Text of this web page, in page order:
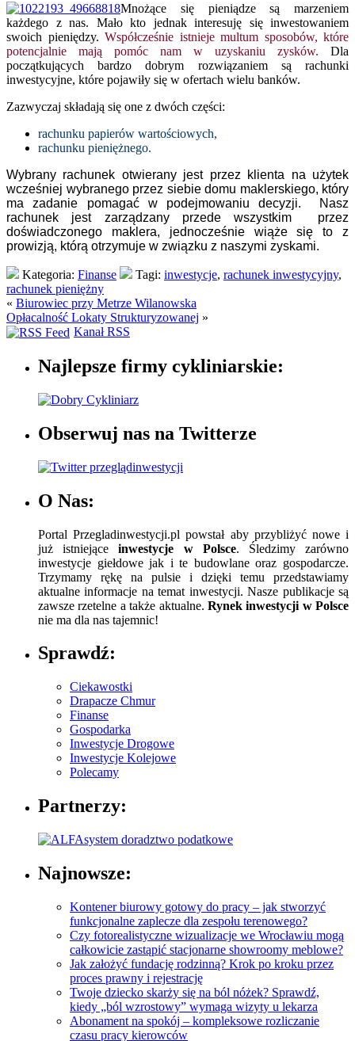
Mnożące się pieniądze są marzeniem
każdego z nas. Mało kto jednak interesuję się inwestowaniem
swoich pieniędzy. Współcześnie istnieje multum sposobów, które
potencjalnie mają pomóc nam w uzyskaniu zysków. Dla
początkujących bardzo dobrym rozwiązaniem są rachunki
inwestycyjne, które pojawiły się w ofertach wielu banków.
Zazwyczaj składają się one z dwóch części:
rachunku papierów wartościowych,
rachunku pieniężnego.
Wybrany rachunek otwierany jest przez klienta na użytek
wcześniej wybranego przez siebie domu maklerskiego, który
ma zadanie pomagać w podejmowaniu decyzji. Nasz
rachunek jest zarządzany przede wszystkim przez
doświadczonego maklera, jednocześnie wiąże się to z
prowizją, którą otrzymuje w związku z naszymi zyskami.
Kategoria: Finanse Tagi: inwestycje, rachunek inwestycyjny,
rachunek pieniężny
« Biurowiec przy Metrze Wilanowska
Opłacalność Lokaty Strukturyzowanej »
Kanał RSS
Najlepsze firmy cykliniarskie:
Obserwuj nas na Twitterze
O Nas:
Portal Przegladinwestycji.pl powstał aby przybliżyć nowe i
już istniejąceinwestycje w Polsce. Śledzimy zarówno
inwestycje giełdowe jak i te budowlane oraz gospodarcze.
Trzymamy rękę na pulsie i dzięki temu przedstawiamy
aktualne informacje na temat inwestycji. Nasze publikacje są
zawsze rzetelne a także aktualne. Rynek inwestycji w Polsce
nie ma dla nas tajemnic!
Sprawdź:
Ciekawostki
Drapacze Chmur
Finanse
Gospodarka
Inwestycje Drogowe
Inwestycje Kolejowe
Polecamy
Partnerzy:
Najnowsze:
Kontener biurowy gotowy do pracy – jak stworzyć
funkcjonalne zaplecze dla zespołu terenowego?
Czy fotorealistyczne wizualizacje we Wrocławiu mogą
całkowicie zastąpić stacjonarne showroomy meblowe?
Jak założyć fundację rodzinną? Krok po kroku przez
proces prawny i rejestrację
Twoje dziecko skarży się na ból nóżek? Sprawdź,
kiedy „ból wzrostowy” wymaga wizyty u lekarza
Abonament na spokój – kompleksowe rozliczanie
czasu pracy kierowców